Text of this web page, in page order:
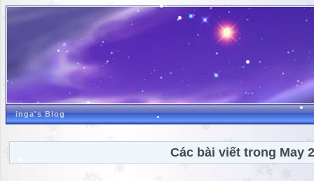
inga's Blog
Các bài viết trong May